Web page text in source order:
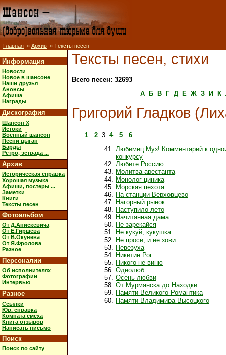
Главная » Архив » Тексты песен
Информация
Новости
Новое в шансоне
Наши друзья
Анонсы
Афиша
Награды
Дискография
Шансон X
Истоки
Военный шансон
Песни цыган
Барды
Ретро, эстрада ...
Архив
Историческая справка
Хорошая музыка
Афиши, постеры ...
Заметки
Книги
Тексты песен
Фотоальбом
От Д.Анискевича
От Е.Гиршева
От В.Окунева
От Я.Фролова
Разное
Персоналии
Об исполнителях
Фотографии
Интервью
Разное
Ссылки
Юр. справка
Комната смеха
Книга отзывов
Написать письмо
Поиск
Поиск по сайту
Тексты песен, стихи
Всего песен: 32693
А
Б В Г Д Е Ж З И К
Григорий Гладков
1 2 3 4 5
6
Любимец Муз! Комментарий к
конкурсу
Любите Россию
Молитва арестанта
Монолог циника
Морская пехота
На станции Верховцево
Нагорный рынок
Наступило лето
Начитанная дама
Не зарекайся
Не кукуй, кукушка
Не проси, и не зови...
Невезуха
Никитин Рог
Никого не виню
Однолюб
Осень любви
От Мурманска до Находки
Памяти Великого Романтика
Памяти Владимира Высоцкого